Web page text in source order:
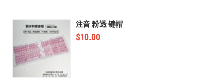
注音 粉透 键帽
$10.00